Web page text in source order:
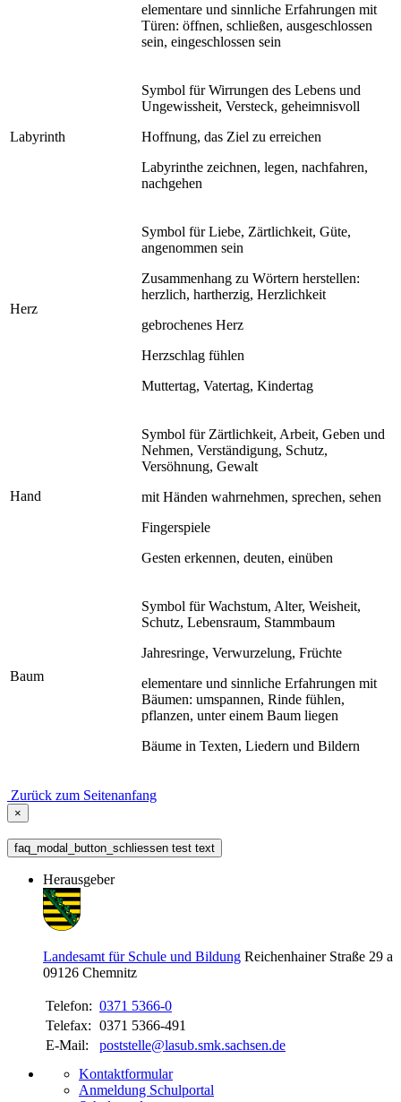
elementare und sinnliche Erfahrungen mit
Türen: öffnen, schließen, ausgeschlossen
sein, eingeschlossen sein
Labyrinth
Symbol für Wirrungen des Lebens und
Ungewissheit, Versteck, geheimnisvoll
Hoffnung, das Ziel zu erreichen
Labyrinthe zeichnen, legen, nachfahren,
nachgehen
Herz
Symbol für Liebe, Zärtlichkeit, Güte,
angenommen sein
Zusammenhang zu Wörtern herstellen:
herzlich, hartherzig, Herzlichkeit
gebrochenes Herz
Herzschlag fühlen
Muttertag, Vatertag, Kindertag
Hand
Symbol für Zärtlichkeit, Arbeit, Geben und
Nehmen, Verständigung, Schutz,
Versöhnung, Gewalt
mit Händen wahrnehmen, sprechen, sehen
Fingerspiele
Gesten erkennen, deuten, einüben
Baum
Symbol für Wachstum, Alter, Weisheit,
Schutz, Lebensraum, Stammbaum
Jahresringe, Verwurzelung, Früchte
elementare und sinnliche Erfahrungen mit
Bäumen: umspannen, Rinde fühlen,
pflanzen, unter einem Baum liegen
Bäume in Texten, Liedern und Bildern
Zurück zum Seitenanfang
×
faq_modal_button_schliessen test text
Herausgeber
Landesamt für Schule und Bildung Reichenhainer Straße 29 a
09126 Chemnitz
Telefon: 0371 5366-0
Telefax: 0371 5366-491
E-Mail:
poststelle@lasub.smk.sachsen.de
Kontaktformular
Anmeldung Schulportal